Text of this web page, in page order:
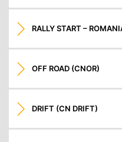
RALLY START –
OFF ROAD (CNOR)
DRIFT (CN DRIFT)